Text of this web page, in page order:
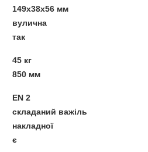
149x38x56 мм
вулична
так
45 кг
850 мм
EN 2
складаний важіль
накладної
є